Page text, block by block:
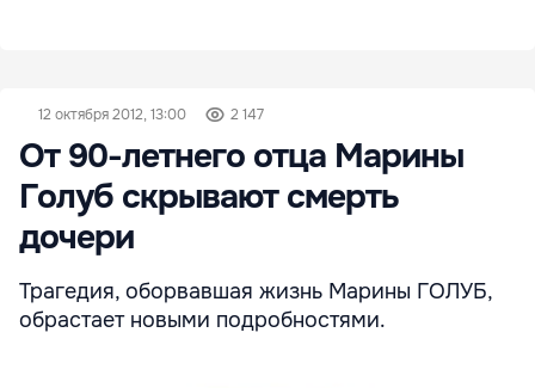
12 октября 2012, 13:00 2 147
От 90-летнего отца Марины
Голуб скрывают смерть
дочери
Трагедия, оборвавшая жизнь Марины ГОЛУБ,
обрастает новыми подробностями.